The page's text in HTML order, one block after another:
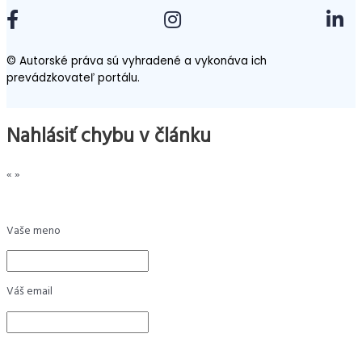
© Autorské práva sú vyhradené a vykonáva ich
prevádzkovateľ portálu.
Nahlásiť chybu v článku
«»
Vaše meno
Váš email